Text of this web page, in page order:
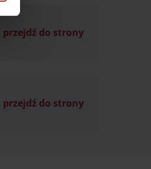
przejdź do strony
przejdź do strony